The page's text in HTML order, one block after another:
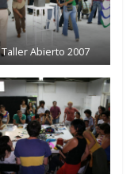
Taller Abierto 2007